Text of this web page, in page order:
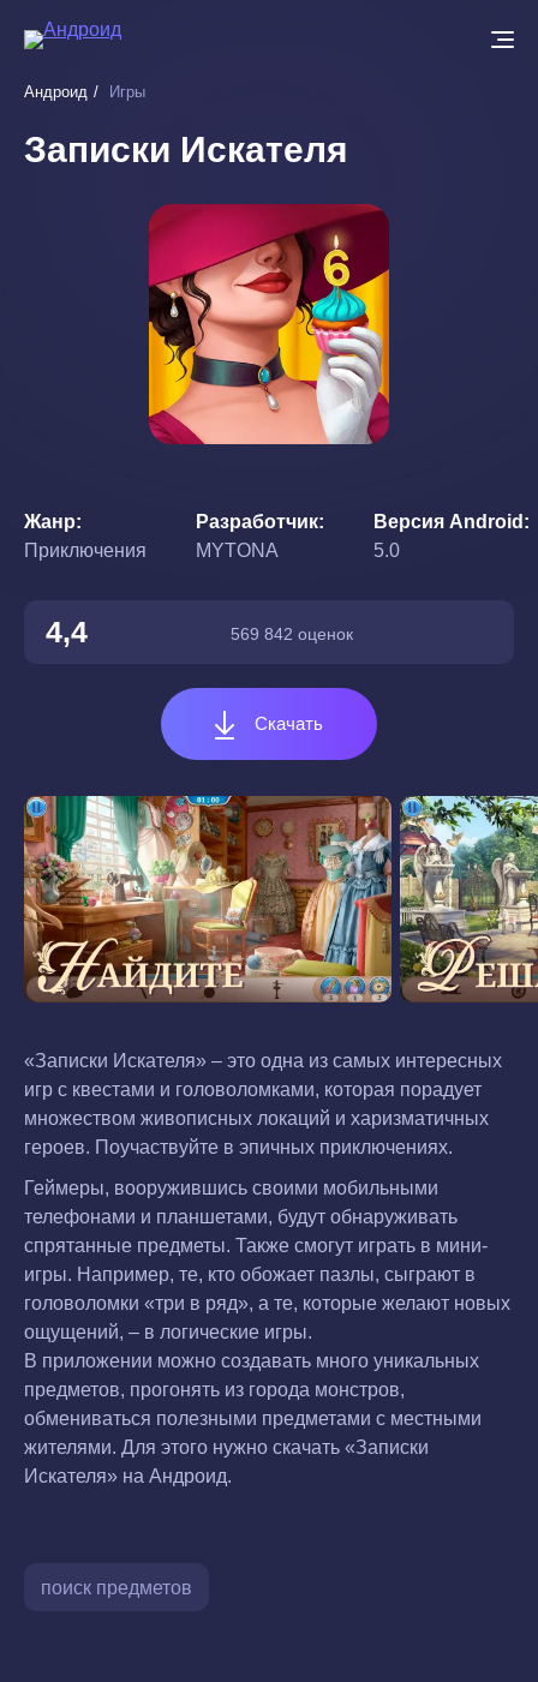
основному
Андроид Игры
Записки Искателя
Жанр
Приключения
Разработчик
MYTONA
Версия Android
5.0
4,4 569 842 оценок
Скачать
«Записки Искателя» – это одна из самых интересных
игр с квестами и головоломками, которая порадует
множеством живописных локаций и харизматичных
героев. Поучаствуйте в эпичных приключениях.
Геймеры, вооружившись своими мобильными
телефонами и планшетами, будут обнаруживать
спрятанные предметы. Также смогут играть в мини-
игры. Например, те, кто обожает пазлы, сыграют в
головоломки «три в ряд», а те, которые желают новых
ощущений, – в логические игры.
В приложении можно создавать много уникальных
предметов, прогонять из города монстров,
обмениваться полезными предметами с местными
жителями. Для этого нужно скачать «Записки
Искателя» на Андроид.
поиск предметов